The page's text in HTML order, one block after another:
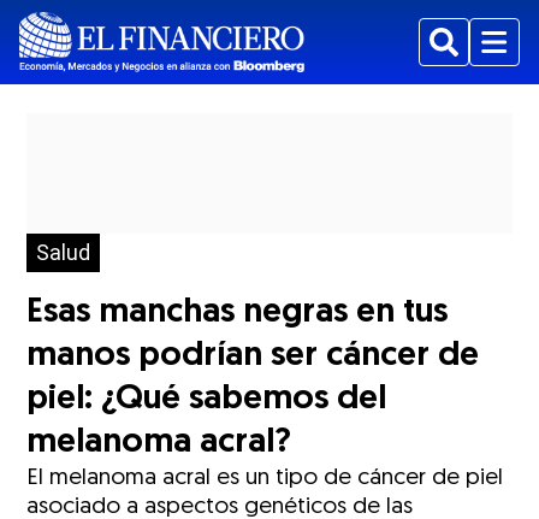
BuscarMenu
Salud
Esas manchas negras en tus
manos podrían ser cáncer de
piel: ¿Qué sabemos del
melanoma acral?
El melanoma acral es un tipo de cáncer de piel
asociado a aspectos genéticos de las